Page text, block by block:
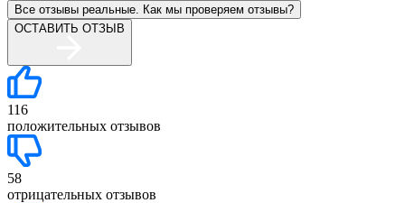
Все отзывы реальные. Как мы проверяем отзывы?
ОСТАВИТЬ ОТЗЫВ
116
положительных отзывов
58
отрицательных отзывов